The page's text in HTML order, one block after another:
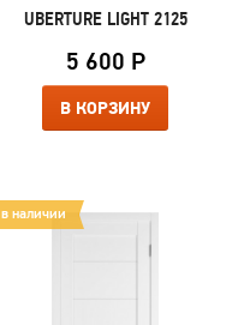
UBERTURE LIGHT 2125
5 600 Р
В КОРЗИНУ
в наличии